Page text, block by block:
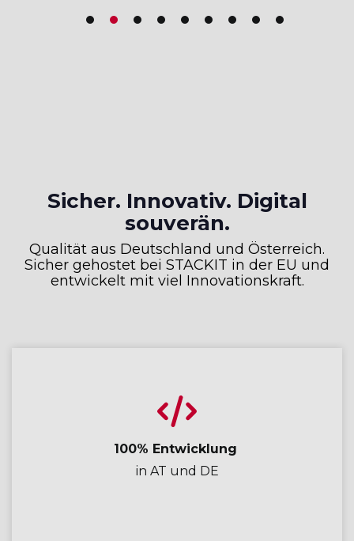
Sicher. Innovativ. Digital
souverän.
Qualität aus Deutschland und Österreich.
Sicher gehostet bei STACKIT in der EU und
entwickelt mit viel Innovationskraft.
100% Entwicklung
in AT und DE